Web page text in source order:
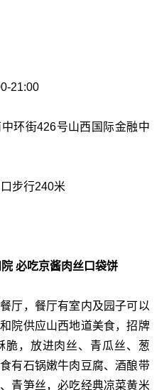
21:00
环街426号山西国际金融中
口步行240米
必吃京酱肉丝口袋饼
厅，餐厅有室内及园子可以
院供应山西地道美食，招牌
脆，放进肉丝、青瓜丝、葱
有石锅嫩牛肉豆腐、酒酿带
青笋丝，必吃经典凉菜黄米